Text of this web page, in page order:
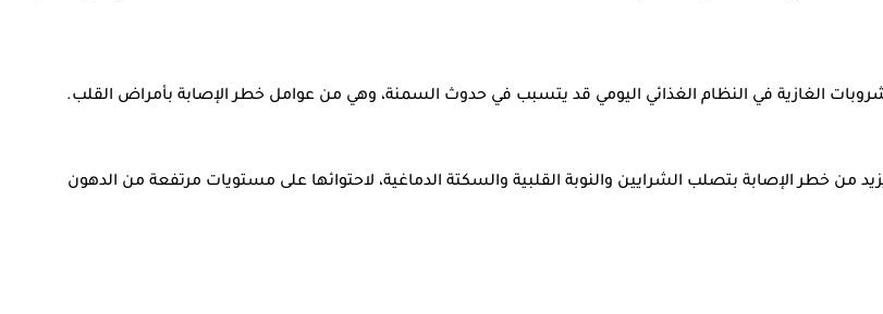
يزيد من خطر الإصابة بتصلب الشرايين والنوبة القلبية والسكتة الدماغية، لاحتوائها على مستويات مرتفعة من الدهون